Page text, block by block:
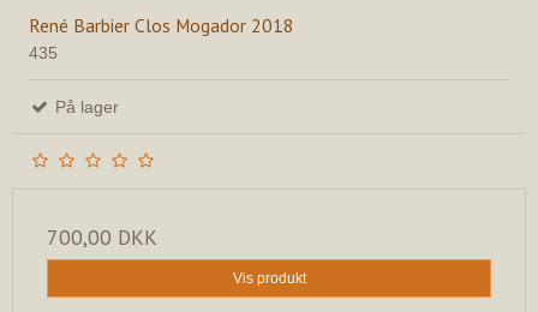
René Barbier Clos Mogador 2018
435
På lager
700,00 DKK
Vis produkt